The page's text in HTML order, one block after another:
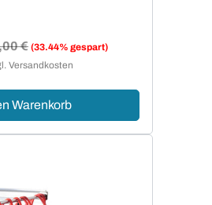
Preis:
€ (33.44% gespart)
Versandkosten
Warenkorb